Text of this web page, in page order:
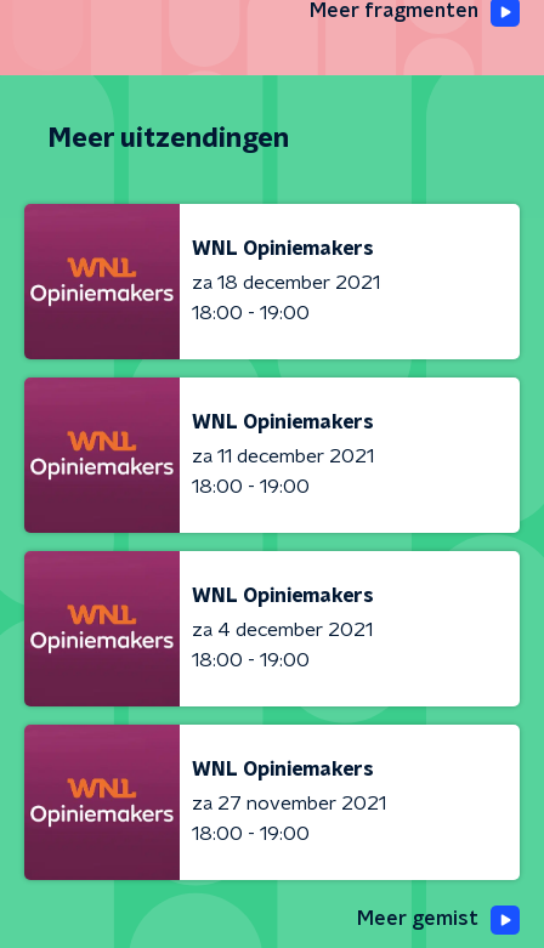
Meer fragmenten
Meer uitzendingen
WNL Opiniemakers
za 18 december 2021
18:00 - 19:00
WNL Opiniemakers
za 11 december 2021
18:00 - 19:00
WNL Opiniemakers
za 4 december 2021
18:00 - 19:00
WNL Opiniemakers
za 27 november 2021
18:00 - 19:00
Meer gemist